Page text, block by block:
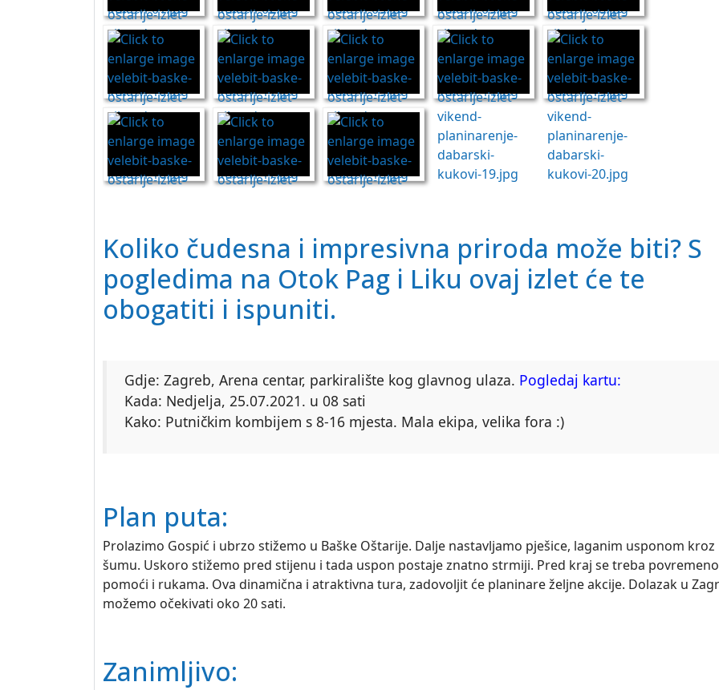
Koliko čudesna i impresivna priroda može biti? S
pogledima na Otok Pag i Liku ovaj izlet će te
obogatiti i ispuniti.
Gdje: Zagreb, Arena centar, parkiralište kog glavnog ulaza. Pogledaj kartu:
Kada: Nedjelja, 25.07.2021. u 08 sati
Kako: Putničkim kombijem s 8-16 mjesta. Mala ekipa, velika fora :)
Plan puta:
Prolazimo Gospić i ubrzo stižemo u Baške Oštarije. Dalje nastavljamo pješice, laganim usponom kroz
šumu. Uskoro stižemo pred stijenu i tada uspon postaje znatno strmiji. Pred kraj se treba povremeno
pomoći i rukama. Ova dinamična i atraktivna tura, zadovoljit će planinare željne akcije. Dolazak u
možemo očekivati oko 20 sati.
Zanimljivo: